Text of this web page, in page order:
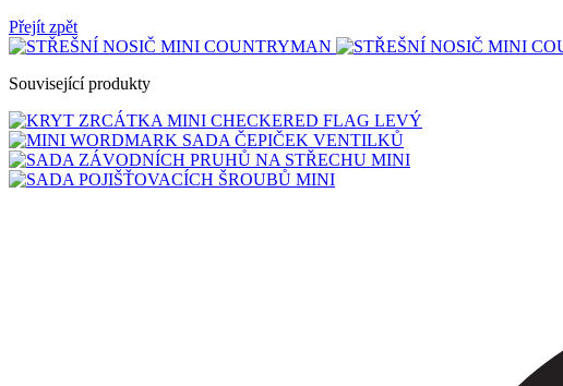
Přejít zpět
Související produkty